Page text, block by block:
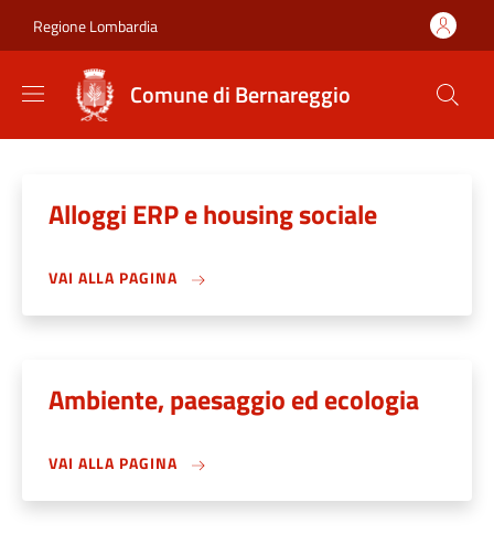
Regione Lombardia
Comune di Bernareggio
Alloggi ERP e housing sociale
VAI ALLA PAGINA
Ambiente, paesaggio ed ecologia
VAI ALLA PAGINA